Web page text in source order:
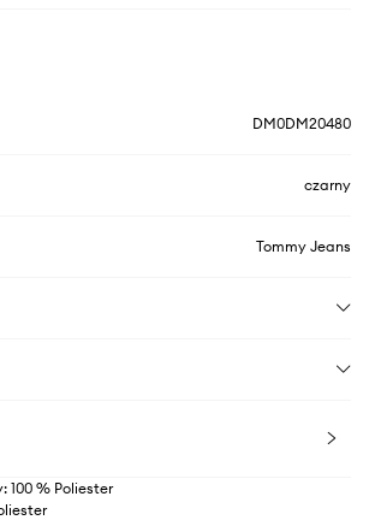
DM0DM20480
czarny
Tommy Jeans
100 % Poliester